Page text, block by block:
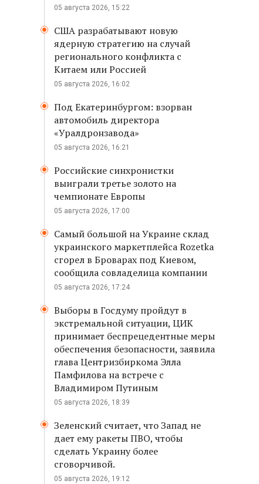
05 августа 2026, 15:22
США разрабатывают новую
ядерную стратегию на случай
регионального конфликта с
Китаем или Россией
05 августа 2026, 16:02
Под Екатеринбургом: взорван
автомобиль директора
«Уралдронзавода»
05 августа 2026, 16:21
Российские синхронистки
выиграли третье золото на
чемпионате Европы
05 августа 2026, 17:00
Самый большой на Украине склад
украинского маркетплейса Rozetka
сгорел в Броварах под Киевом,
сообщила совладелица компании
05 августа 2026, 17:24
Выборы в Госдуму пройдут в
экстремальной ситуации, ЦИК
принимает беспрецедентные меры
обеспечения безопасности, заявила
глава Центризбиркома Элла
Памфилова на встрече с
Владимиром Путиным
05 августа 2026, 18:39
Зеленский считает, что Запад не
дает ему ракеты ПВО, чтобы
сделать Украину более
сговорчивой.
05 августа 2026, 19:12